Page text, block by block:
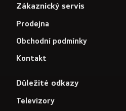
Zákaznický servis
Prodejna
Obchodní podmínky
Kontakt
Důležité odkazy
Televizory